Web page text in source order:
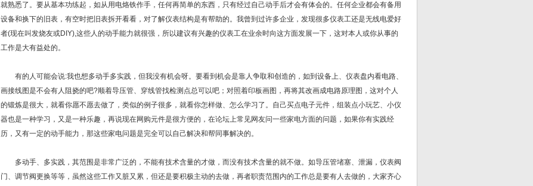
就熟悉了。要从基本功练起，如从用电烙铁作手，任何再简单的东西，只有经过自己动手后才会有体会的。任何企业都会有备用
设备和换下的旧表，有空时把旧表拆开看看，对了解仪表结构是有帮助的。我曾到过许多企业，发现很多仪表工还是无线电爱好
者(现在叫发烧友或DIY),这些人的动手能力就很强，所以建议有兴趣的仪表工在业余时向这方面发展一下，这对本人或你从事的
工作是大有益处的。
有的人可能会说:我也想多动手多实践，但我没有机会呀。要看到机会是靠人争取和创造的，如到设备上、仪表盘内看电路、
画接线图是不会有人阻挠的吧?顺着导压管、穿线管找检测点总可以吧；对照着印板画图，再将其改画成电路原理图，这对个人
的锻炼是很大，就看你愿不愿去做了，类似的例子很多，就看你怎样做、怎么学习了。自己买点电子元件，组装点小玩艺、小仪
器也是一种学习，又是一种乐趣，再说现在网购元件是很方便的，在论坛上常见网友问一些家电方面的问题，如果你有实践经
历，又有一定的动手能力，那这些家电问题是完全可以自己解决和帮同事解决的。
多动手、多实践，其范围是非常广泛的，不能有技术含量的才做，而没有技术含量的就不做。如导压管堵塞、泄漏，仪表阀
门、调节阀更换等等，虽然这些工作又脏又累，但还是要积极主动的去做，再者职责范围内的工作总是要有人去做的，大家齐心